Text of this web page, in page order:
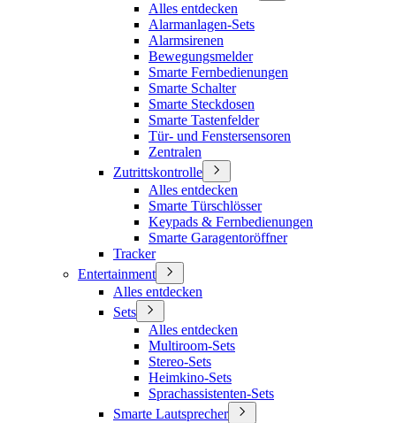
Alles entdecken
Alarmanlagen-Sets
Alarmsirenen
Bewegungsmelder
Smarte Fernbedienungen
Smarte Schalter
Smarte Steckdosen
Smarte Tastenfelder
Tür- und Fenstersensoren
Zentralen
Zutrittskontrolle
Alles entdecken
Smarte Türschlösser
Keypads & Fernbedienungen
Smarte Garagentoröffner
Tracker
Entertainment
Alles entdecken
Sets
Alles entdecken
Multiroom-Sets
Stereo-Sets
Heimkino-Sets
Sprachassistenten-Sets
Smarte Lautsprecher